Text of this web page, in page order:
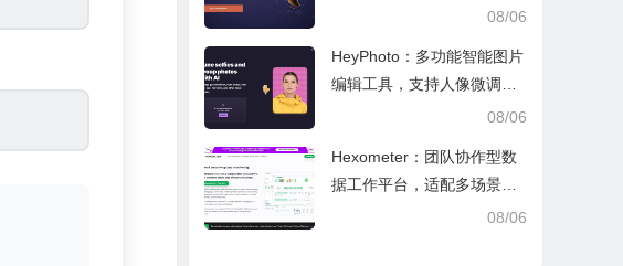
文审阅与日常学业研究工作
08/06
HeyPhoto：多功能智能图片
编辑工具，支持人像微调、
艺术创作与日常隐私防护08/06
Hexometer：团队协作型数
据工作平台，适配多场景数
据分析、高效办公与企业安
08/06